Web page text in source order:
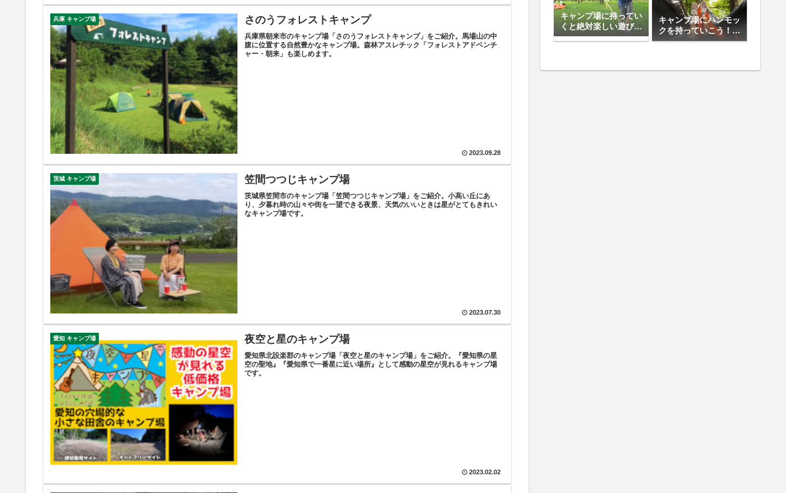
兵庫 キャンプ場 さのうフォレストキャンプ
兵庫県朝来市のキャンプ場「さのうフォレストキャンプ」をご紹介。馬場山の中
腹に位置する自然豊かなキャンプ場。森林アスレチック「フォレストアドベンチ
ャー・朝来」も楽しめます。
2023.09.28
茨城 キャンプ場 笠間つつじキャンプ場
茨城県笠間市のキャンプ場「笠間つつじキャンプ場」をご紹介。小高い丘にあ
り、夕暮れ時の山々や街を一望できる夜景、天気のいいときは星がとてもきれい
なキャンプ場です。
2023.07.30
愛知 キャンプ場 夜空と星のキャンプ場
愛知県北設楽郡のキャンプ場「夜空と星のキャンプ場」をご紹介。『愛知県の星
空の聖地』『愛知県で一番星に近い場所』として感動の星空が見れるキャンプ場
です。
2023.02.02
キャンプ場に持ってい
くと絶対楽しい遊び道
具10選
キャンプ場にハンモッ
クを持っていこう！お
すすめハンモック5選